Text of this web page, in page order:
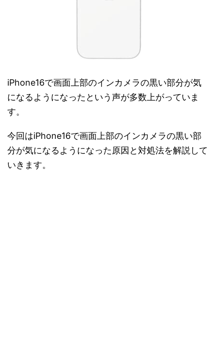
iPhone16で画面上部のインカメラの黒い部分が気
になるようになったという声が多数上がっていま
す。
今回はiPhone16で画面上部のインカメラの黒い部
分が気になるようになった原因と対処法を解説して
いきます。